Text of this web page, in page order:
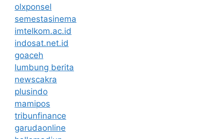
olxponsel
semestasinema
imtelkom.ac.id
indosat.net.id
goaceh
lumbung berita
newscakra
plusindo
mamipos
tribunfinance
garudaonline